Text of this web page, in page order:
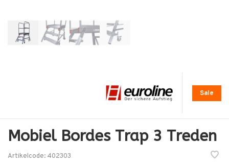
Sale
Mobiel Bordes Trap 3 Treden
Artikelcode: 402303